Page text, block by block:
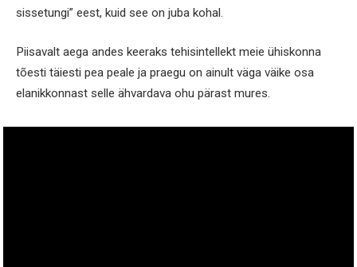
sissetungi” eest, kuid see on juba kohal.
Piisavalt aega andes keeraks tehisintellekt meie ühiskonna
tõesti täiesti pea peale ja praegu on ainult väga väike osa
elanikkonnast selle ähvardava ohu pärast mures.